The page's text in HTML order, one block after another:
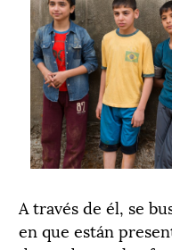
A través de él, se
en que están